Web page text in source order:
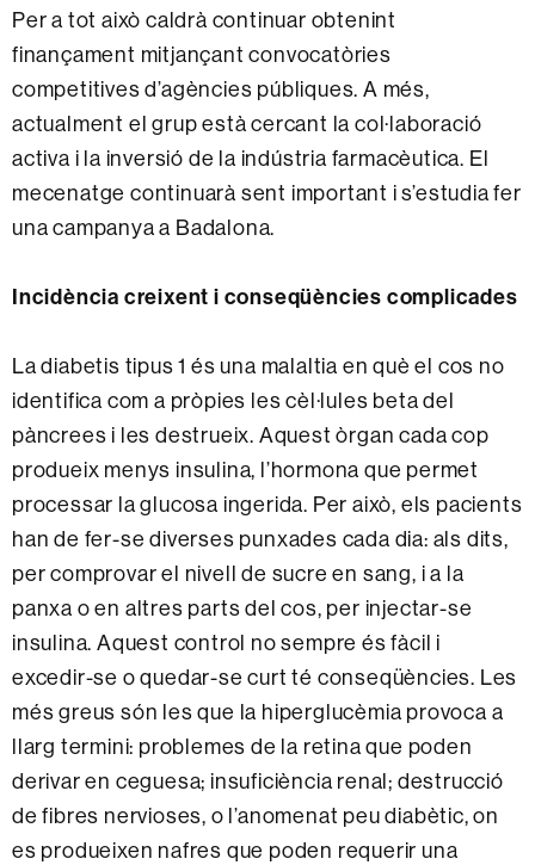
Per a tot això caldrà continuar obtenint
finançament mitjançant convocatòries
competitives d’agències públiques. A més,
actualment el grup està cercant la col·laboració
activa i la inversió de la indústria farmacèutica. El
mecenatge continuarà sent important i s’estudia fer
una campanya a Badalona.
Incidència creixent i conseqüències complicades
La diabetis tipus 1 és una malaltia en què el cos no
identifica com a pròpies les cèl·lules beta del
pàncrees i les destrueix. Aquest òrgan cada cop
produeix menys insulina, l’hormona que permet
processar la glucosa ingerida. Per això, els pacients
han de fer-se diverses punxades cada dia: als dits,
per comprovar el nivell de sucre en sang, i a la
panxa o en altres parts del cos, per injectar-se
insulina. Aquest control no sempre és fàcil i
excedir-se o quedar-se curt té conseqüències. Les
més greus són les que la hiperglucèmia provoca a
llarg termini: problemes de la retina que poden
derivar en ceguesa; insuficiència renal; destrucció
de fibres nervioses, o l’anomenat peu diabètic, on
es produeixen nafres que poden requerir una